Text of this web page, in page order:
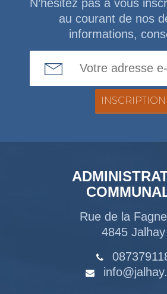
N’hésitez pas à vous
au courant de nos
informations,
Rue de la
4845 Jalhay